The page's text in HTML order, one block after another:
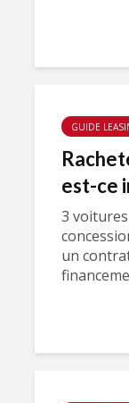
GUIDE
est-ce
3
un